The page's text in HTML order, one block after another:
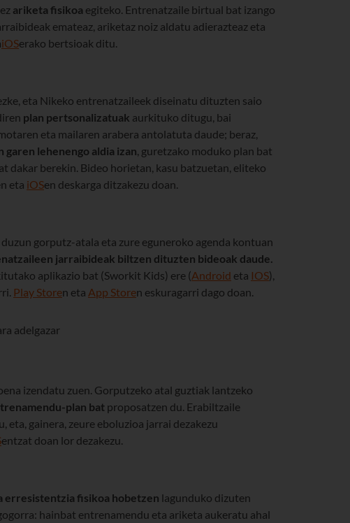
ariketa fisikoa egiteko. Entrenatzaile birtual bat izango
emateaz, ariketaz noiz aldatu adierazteaz eta
iOSerako bertsioak ditu.
eta Nikeko entrenatzaileek diseinatu dituzten saio
plan pertsonalizatuak aurkituko ditugu, bai
eta mailaren arabera antolatuta daude; beraz,
lehenengo aldia izan , guretzako moduko plan bat
dakar berekin. Bideo horietan, kasu batzuetan, eliteko
eta iOSen deskarga ditzakezu doan.
gorputz-atala eta zure eguneroko agenda kontuan
jarraibideak biltzen dituzten bideoak daude.
aplikazio bat (Sworkit Kids) ere (Android eta IOS),
Play Storen eta App Storen eskuragarri dago doan.
izendatu zuen. Gorputzeko atal guztiak lantzeko
plan bat proposatzen du. Erabiltzaile
gainera, zeure eboluzioa jarrai dezakezu
entzat doan lor dezakezu.
erresistentzia fisikoa hobetzen lagunduko dizuten
hainbat entrenamendu eta ariketa aukeratu ahal